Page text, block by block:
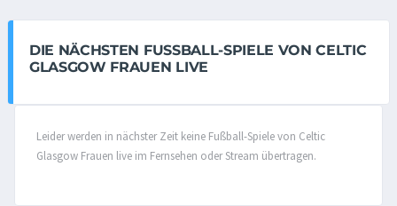
DIE NÄCHSTEN FUSSBALL-SPIELE VON CELTIC G
LASGOW FRAUEN LIVE
Leider werden in nächster Zeit keine Fußball-Spiele von Celtic
Glasgow Frauen live im Fernsehen oder Stream übertragen.